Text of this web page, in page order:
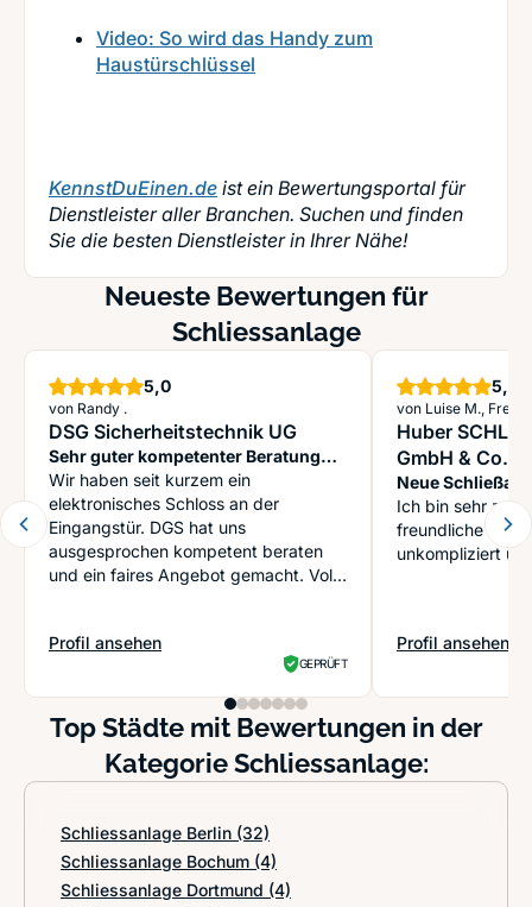
Video: So wird das Handy zum
Haustürschlüssel
KennstDuEinen.de ist ein Bewertungsportal für
Dienstleister aller Branchen. Suchen und finden
Sie die besten Dienstleister in Ihrer Nähe!
Neueste Bewertungen für
Schliessanlage
5,0Sterne
von Randy .
DSG Sicherheitstechnik UG
Sehr guter kompetenter Beratung
und Service
Wir haben seit kurzem ein
elektronisches Schloss an der
Eingangstür. DGS hat uns
ausgesprochen kompetent beraten
und ein faires Angebot gemacht. Voll
Profil ansehen
: DSG Sicherheitstechnik UG
GEPRÜFT
5,0
von Luise M.,
Huber
GmbH & Co.
Neue
Ich bin sehr
freundliche
unkompliziert
Profil ansehen
: Huber
Top Städte mit Bewertungen in der
Kategorie Schliessanlage:
Schliessanlage Berlin (32)
Schliessanlage Bochum (4)
Schliessanlage Dortmund (4)